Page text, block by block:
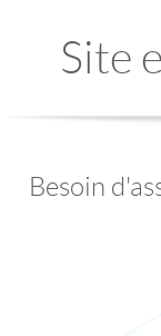
Site
Besoin